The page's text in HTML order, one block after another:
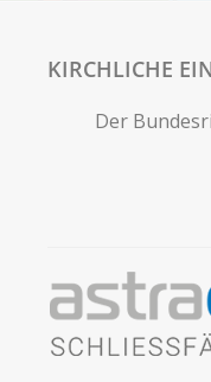
KIRCHLICHE
Der